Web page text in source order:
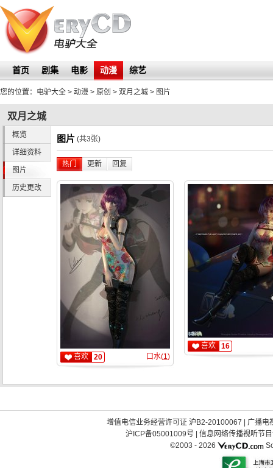
首页 剧集 电影 动漫 综艺
您的位置： 电驴大全 > 动漫 > 原创 > 双月之城 > 图片
双月之城
概览
详细资料
图片
历史更改
图片 (共3张)
热门 更新 回复
喜欢 20 口水(1)
喜欢 16
增值电信业务经营许可证 沪B2-20100067
广播电
沪ICP备05001009号| 信息网络传播视听节
©2003 - 2026